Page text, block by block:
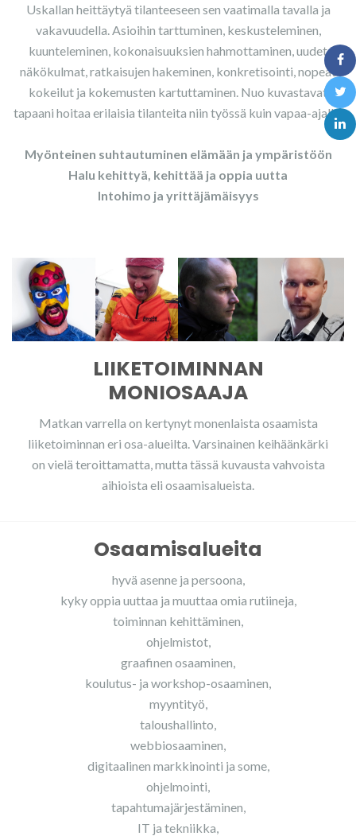
Uskallan heittäytyä tilanteeseen sen vaatimalla tavalla ja
vakavuudella. Asioihin tarttuminen, keskusteleminen,
kuunteleminen, kokonaisuuksien hahmottaminen, uudet
näkökulmat, ratkaisujen hakeminen, konkretisointi, nopeat
kokeilut ja kokemusten kartuttaminen. Nuo kuvastavat
tapaani hoitaa erilaisia tilanteita niin työssä kuin vapaa-ajalla.
Myönteinen suhtautuminen elämään ja ympäristöön
Halu kehittyä, kehittää ja oppia uutta
Intohimo ja yrittäjämäisyys
LIIKETOIMINNAN
MONIOSAAJA
Matkan varrella on kertynyt monenlaista osaamista
liiketoiminnan eri osa-alueilta. Varsinainen keihäänkärki
on vielä teroittamatta, mutta tässä kuvausta vahvoista
aihioista eli osaamisalueista.
Osaamisalueita
hyvä asenne ja persoona,
kyky oppia uuttaa ja muuttaa omia rutiineja,
toiminnan kehittäminen,
ohjelmistot,
graafinen osaaminen,
koulutus- ja workshop-osaaminen,
myyntityö,
taloushallinto,
webbiosaaminen,
digitaalinen markkinointi ja some,
ohjelmointi,
tapahtumajärjestäminen,
IT ja tekniikka,